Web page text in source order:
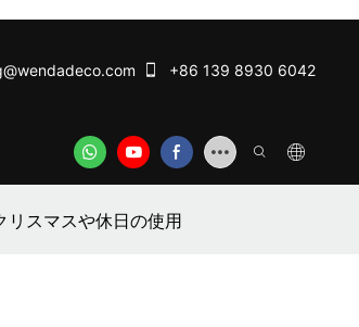
+86 139 8930 6042
ドライト ODM/OEM SERVICE
リスマスや休日の使用